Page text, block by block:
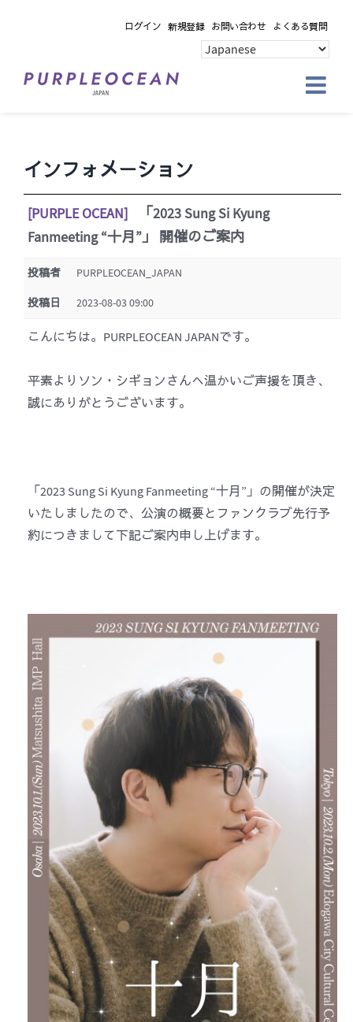
ログイン 新規登録 お問い合わせ よくある質問
インフォメーション
[PURPLE OCEAN]
「2023 Sung Si Kyung
Fanmeeting “十月”」 開催のご案内
投稿者 PURPLEOCEAN_JAPAN
投稿日 2023-08-03 09:00
こんにちは。PURPLEOCEAN JAPANです。
平素よりソン・シギョンさんへ温かいご声援を頂き、
誠にありがとうございます。
「2023 Sung Si Kyung Fanmeeting “十月”」の開催が決定
いたしましたので、公演の概要とファンクラブ先行予
約につきまして下記ご案内申し上げます。